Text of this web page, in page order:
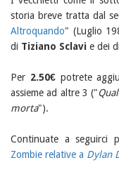
storia breve tratta dal
Altroquando" (Luglio
di Tiziano Sclavi e dei
Per 2.50€potrete
assieme ad altre 3 ("
morta").
Continuate a seguirci
Zombie relative a Dylan